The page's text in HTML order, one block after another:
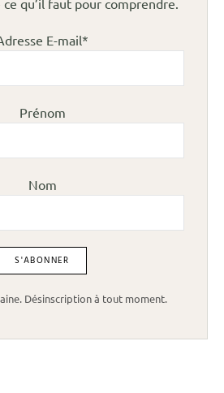
E-mail*
Prénom
Nom
Désinscription à tout moment.